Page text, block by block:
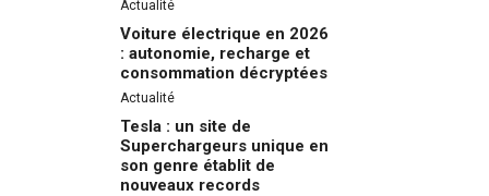
Actualité
Voiture électrique en 2026
: autonomie, recharge et
consommation décryptées
Actualité
Tesla : un site de
Superchargeurs unique en
son genre établit de
nouveaux records